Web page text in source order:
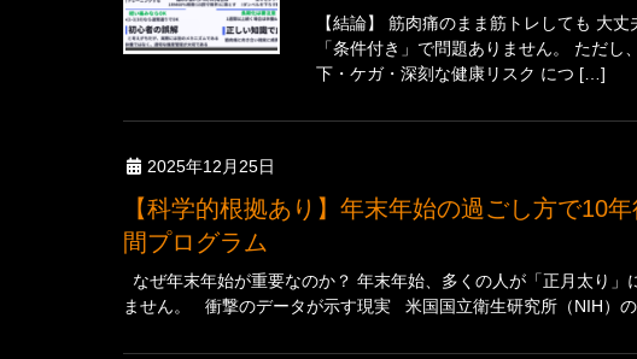
【結論】 筋肉痛のまま筋トレしても 大
「条件付き」で問題ありません。 ただ
下・ケガ・深刻な健康リスク につ […]
2025年12月25日
【科学的根拠あり】年末年始の過ごし方で10年後の体が決まる理由｜正月太りを防ぐ7日
間プログラム
なぜ年末年始が重要なのか？ 年末年始、多くの人が「正月太り
ません。 衝撃のデータが示す現実 米国国立衛生研究所（NIH）